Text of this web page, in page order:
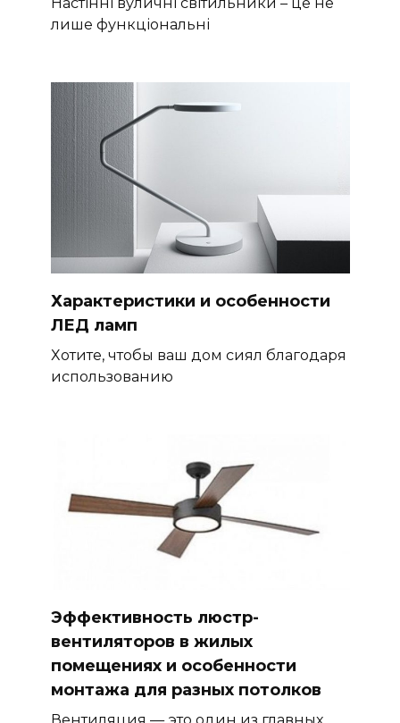
лише функціональні
Характеристики и особенности
ЛЕД ламп
Хотите, чтобы ваш дом сиял благодаря
использованию
Эффективность люстр-
вентиляторов в жилых
помещениях и особенности
монтажа для разных потолков
Вентиляция — это один из главных